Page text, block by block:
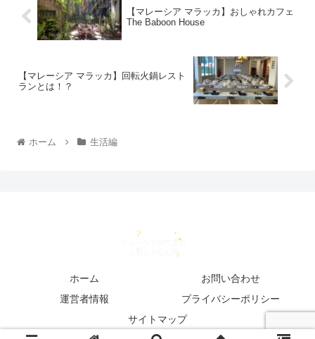
【マレーシア マラッカ】おしゃれカフェ
The Baboon House
【マレーシア マラッカ】回転火鍋レスト
ランとは！？
ホーム 生活編
ホーム
お問い合わせ
運営者情報
プライバシーポリシー
サイトマップ